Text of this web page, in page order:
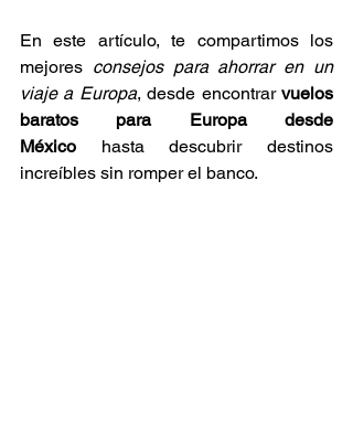
En este artículo, te compartimos los
mejores consejos para ahorrar en un
viaje a Europa, desde encontrar vuelos
baratos para Europa desde
México hasta descubrir destinos
increíbles sin romper el banco.